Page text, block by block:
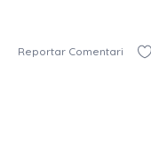
Reportar Comentari